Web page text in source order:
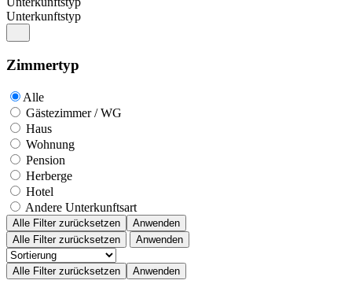
Unterkunftstyp
Zimmertyp
Alle
Gästezimmer / WG
Haus
Wohnung
Pension
Herberge
Hotel
Andere Unterkunftsart
Alle Filter zurücksetzen
Anwenden
Alle Filter zurücksetzen
Anwenden